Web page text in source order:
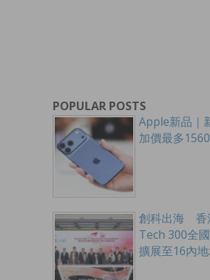
POPULAR POSTS
Apple新品｜
加價最多
創科出海 香
Tech 300全
擴展至16內